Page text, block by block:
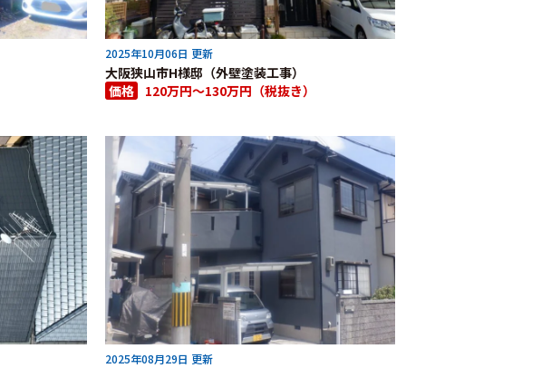
2025年10月06日 更新
大阪狭山市H様邸（外壁塗装工事）
価格
120万円～130万円（税抜き）
2025年08月29日 更新